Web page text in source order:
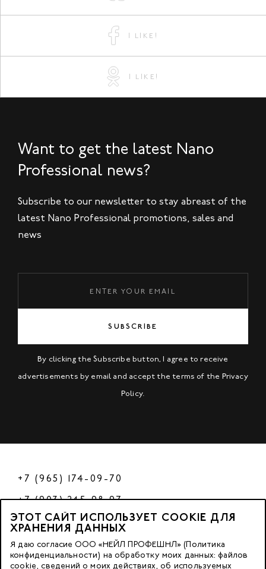
I LIKE!
I LIKE!
Want to get the latest Nano
Professional news?
Subscribe to our newsletter to stay abreast of the
latest Nano Professional promotions, sales and
news
SUBSCRIBE
By clicking the Subscribe button, I agree to receive
advertisements by email and accept the terms of the Privacy
Policy.
+7 (965) 174-09-70
+7 (903) 245-98-97
РФ
© 2023 Nano Prof
ЭТОТ САЙТ ИСПОЛЬЗУЕТ COOKIE ДЛЯ
ХРАНЕНИЯ ДАННЫХ
Я даю согласие ООО «НЕЙЛ ПРОФЕШНЛ» (Политика
конфиденциальности) на обработку моих данных: файлов
cookie, сведений о моих действиях, об используемых